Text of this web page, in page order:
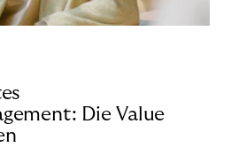
Die Value